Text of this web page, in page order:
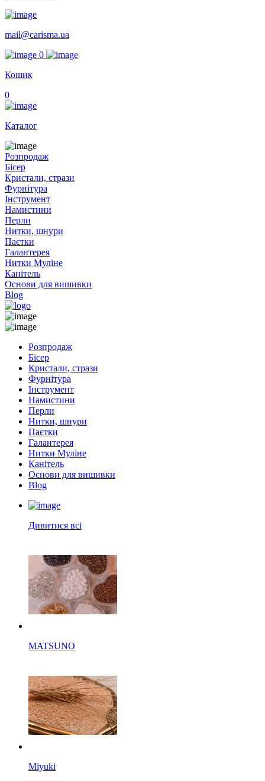
mail@carisma.ua
0
Кошик
0
Каталог
Розпродаж
Бісер
Кристали, стрази
Фурнітура
Інструмент
Намистини
Перли
Нитки, шнури
Паєтки
Галантерея
Нитки Муліне
Канітель
Основи для вишивки
Blog
Розпродаж
Бісер
Кристали, стрази
Фурнітура
Інструмент
Намистини
Перли
Нитки, шнури
Паєтки
Галантерея
Нитки Муліне
Канітель
Основи для вишивки
Blog
Дивитися всі
MATSUNO
Miyuki